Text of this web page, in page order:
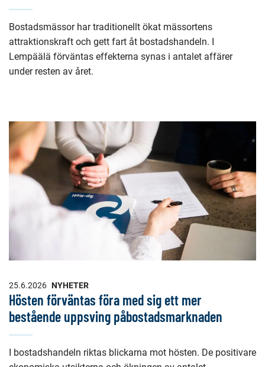
Bostadsmässor har traditionellt ökat mässortens
attraktionskraft och gett fart åt bostadshandeln. I
Lempäälä förväntas effekterna synas i antalet affärer
under resten av året.
25.6.2026 NYHETER
Hösten förväntas föra med sig ett mer
bestående uppsving påbostadsmarknaden
I bostadshandeln riktas blickarna mot hösten. De positivare